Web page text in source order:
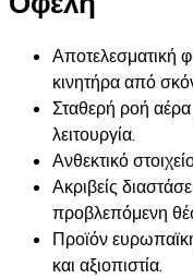
Αποτελεσματική
κινητήρα από
Σταθερή ροή
λειτουργία.
Ανθεκτικό
Ακριβείς
προβλεπόμενη
Προϊόν
και αξιοπιστία.